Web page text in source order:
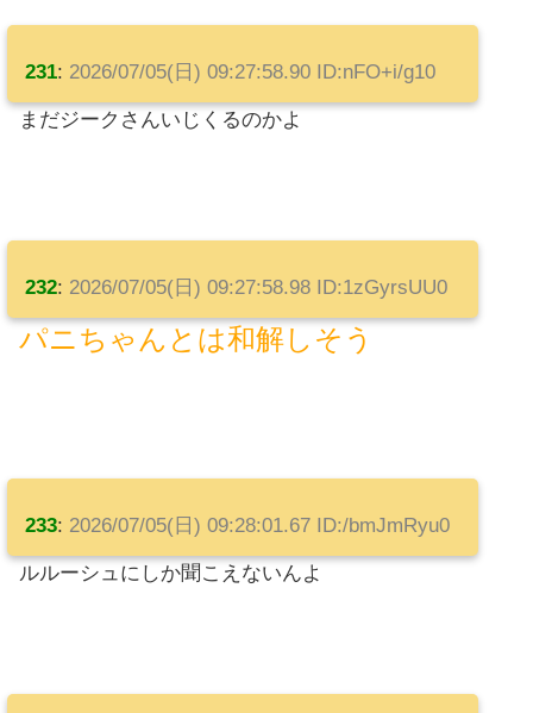
231: 2026/07/05(日) 09:27:58.90 ID:nFO+i/g10
まだジークさんいじくるのかよ
232: 2026/07/05(日) 09:27:58.98 ID:1zGyrsUU0
パニちゃんとは和解しそう
233: 2026/07/05(日) 09:28:01.67 ID:/bmJmRyu0
ルルーシュにしか聞こえないんよ